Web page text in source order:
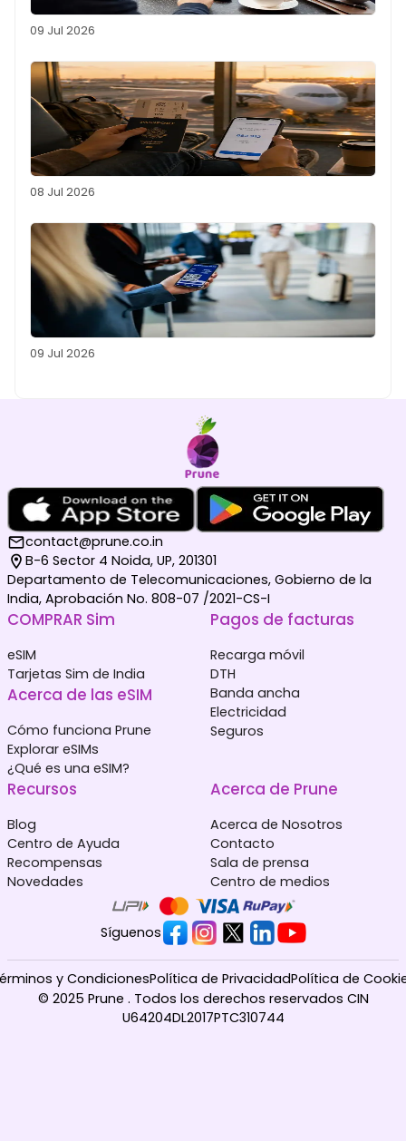
09 Jul 2026
08 Jul 2026
09 Jul 2026
contact@prune.co.in
B-6 Sector 4 Noida, UP, 201301
Departamento de Telecomunicaciones, Gobierno de la
India, Aprobación No. 808-07 /2021-CS-I
COMPRAR Sim
eSIM
Tarjetas Sim de India
Acerca de las eSIM
Cómo funciona Prune
Explorar eSIMs
¿Qué es una eSIM?
Pagos de facturas
Recarga móvil
DTH
Banda ancha
Electricidad
Seguros
Recursos
Blog
Centro de Ayuda
Recompensas
Novedades
Acerca de Prune
Acerca de Nosotros
Contacto
Sala de prensa
Centro de medios
Síguenos
© 2025 Prune . Todos los derechos reservados CIN
U64204DL2017PTC310744
y CondicionesPolítica de PrivacidadPolítica de